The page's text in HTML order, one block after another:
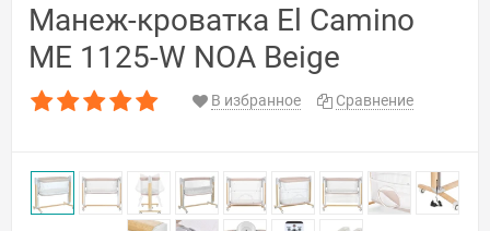
Манеж-кроватка El Camino
ME 1125-W NOA Beige
В избранное Сравнение